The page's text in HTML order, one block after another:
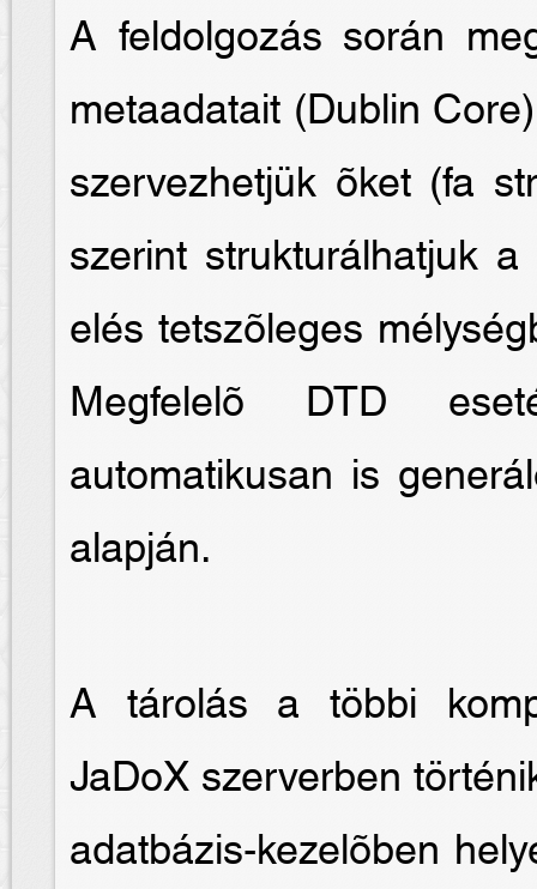
A feldolgozás során
metaadatait (Dublin
szervezhetjük õket (fa
szerint strukturálhatjuk
elés tetszõleges
Megfelelõ DTD
automatikusan is
alapján.
A tárolás a többi
JaDoX szerverben
adatbázis-kezelõben